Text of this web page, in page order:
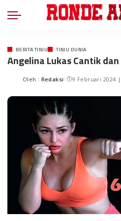
BERITA TINJU TINJU DUNIA
Angelina Lukas Cantik
Oleh : Redaksi 9 Februari 2024